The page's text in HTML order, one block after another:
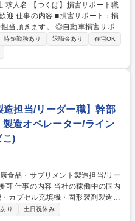
ト：損
当頂きます。 ◎自動車損害サポー
に、保険金のお支払いを通して、
解決に向け
務について入社後は過失割合の発
の後業務に慣れてきたら過失割合
事故を担当いただくこともありま
ート：火災/賠償責任/傷病など
種 【つくば】損
業種未経験歓迎
時短勤務あり 退職金あり
在宅OK
造担当/リーダー職】幹部
造オペレーター/ライン
こ)
の国内
カプセル充填機・固形製剤製造機
・管理となります。 【具体業
り 土日祝休み